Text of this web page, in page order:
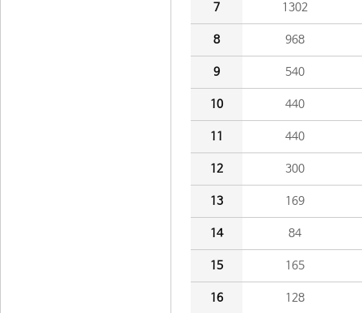
7 1302
8 968
9 540
10 440
11 440
12 300
13 169
14 84
15 165
16 128